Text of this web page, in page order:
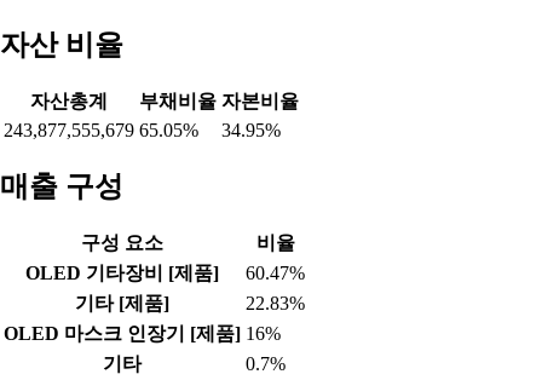
자산 비율
자산총계 부채비율 자본비율
243,877,555,679 65.05% 34.95%
매출 구성
구성 요소
비율
OLED 기타장비 [제품]
60.47%
기타 [제품]
22.83%
OLED 마스크 인장기 [제품] 16%
기타
0.7%